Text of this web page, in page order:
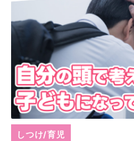
しつけ/育児